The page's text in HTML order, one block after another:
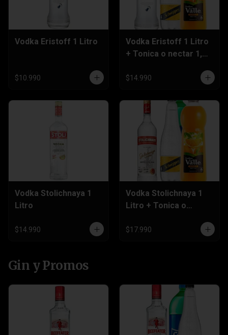
Vodka Eristoff 1 Litro
$10.990
Vodka Eristoff 1 Litro
+ Tonica o nectar 1,5
$14.990
Vodka Stolichnaya 1
Litro
$14.990
Vodka Stolichnaya 1
Litro + Tonica o
$17.990
Gin y Promos